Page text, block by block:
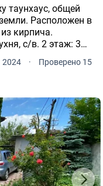
таунхаус, общей
Расположен в
кирпича.
с/в. 2 этаж: 3
2024 ·
Проверено 15